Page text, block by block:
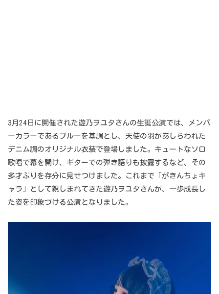
3月24日に開催された遊乃ヲユタさんの生誕公演では、メンバ
ーカラーであるブルーを基調とし、天使の羽があしらわれた
デニム調のオリジナル衣装で登場しました。キュートなソロ
歌唱で幕を開け、ギターでの弾き語りも披露するなど、その
多才ぶりを存分に見せつけました。これまで「がきんちょキ
ャラ」として親しまれてきた遊乃ヲユタさんが、一歩成長し
た姿を印象づける公演となりました。